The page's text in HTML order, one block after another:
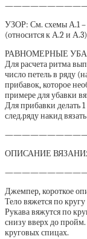
УЗОР: См. схемы А.1 –
(относится к А.2 и
РАВНОМЕРНЫЕ
Для расчета ритма
число петель в ряду
прибавок, которое
примере для убавки
Для прибавки делать
след.ряду накид
ОПИСАНИЕ
Джемпер, короткое
Тело вяжется по
Рукава вяжутся по
снизу вверх до пройм.
круговых спицах.